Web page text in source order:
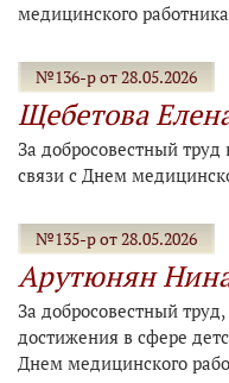
медицинского работника
№136-р от 28.05.2026
Щебетова
За добросовестный
связи с Днем
№135-р от 28.05.2026
Арутюнян
За добросовестный
достижения в сфере
Днем медицинского